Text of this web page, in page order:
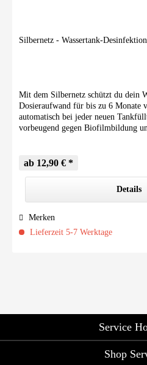
Silbernetz - Wassertank-Desinfektion
Mit dem Silbernetz schützt du dein
Dosieraufwand für bis zu 6 Monate
automatisch bei jeder neuen
vorbeugend gegen Biofilmbildung
ab 12,90 € *
Details
Merken
Lieferzeit 5-7 Werktage
Service
Shop